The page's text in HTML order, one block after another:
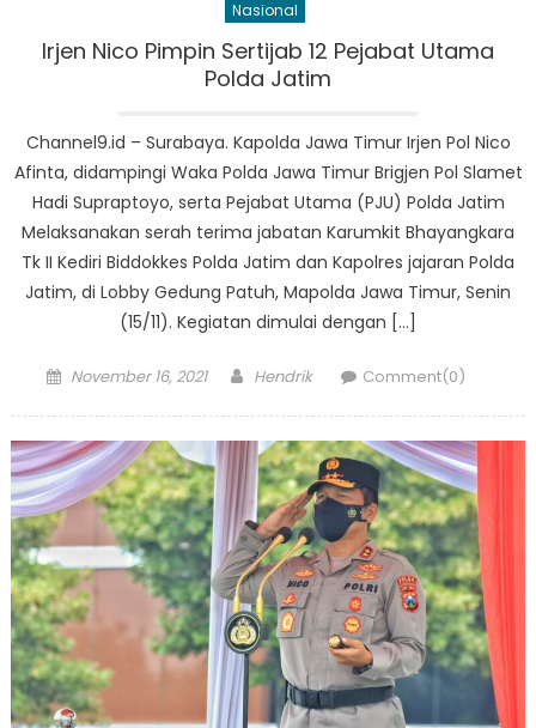
Nasional
Irjen Nico Pimpin Sertijab 12 Pejabat Utama
Polda Jatim
Channel9.id – Surabaya. Kapolda Jawa Timur Irjen Pol Nico
Afinta, didampingi Waka Polda Jawa Timur Brigjen Pol Slamet
Hadi Supraptoyo, serta Pejabat Utama (PJU) Polda Jatim
Melaksanakan serah terima jabatan Karumkit Bhayangkara
Tk II Kediri Biddokkes Polda Jatim dan Kapolres jajaran Polda
Jatim, di Lobby Gedung Patuh, Mapolda Jawa Timur, Senin
(15/11). Kegiatan dimulai dengan […]
Posted
November 16, 2021 Author
Hendrik Comment(0)